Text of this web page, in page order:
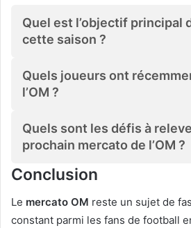
Quel est l’objectif principal
cette saison ?
Quels joueurs ont
l’OM ?
Quels sont les défis à
prochain mercato de l’OM ?
Conclusion
Le mercato OM reste un sujet de
constant parmi les fans de football